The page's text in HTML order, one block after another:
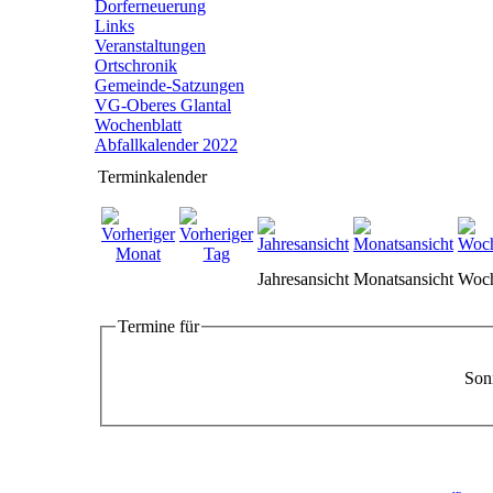
Dorferneuerung
Links
Veranstaltungen
Ortschronik
Gemeinde-Satzungen
VG-Oberes Glantal
Wochenblatt
Abfallkalender 2022
Terminkalender
Jahresansicht Monatsansicht
Termine für